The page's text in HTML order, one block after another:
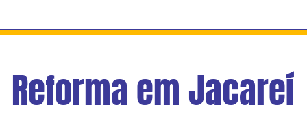
Reforma em Jacareí